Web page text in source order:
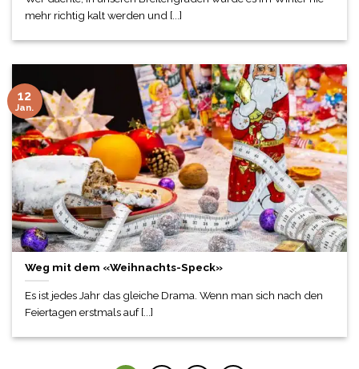
mehr richtig kalt werden und [...]
Weg mit dem «Weihnachts-Speck»
Es ist jedes Jahr das gleiche Drama. Wenn man sich nach den
Feiertagen erstmals auf [...]
12
Jan.